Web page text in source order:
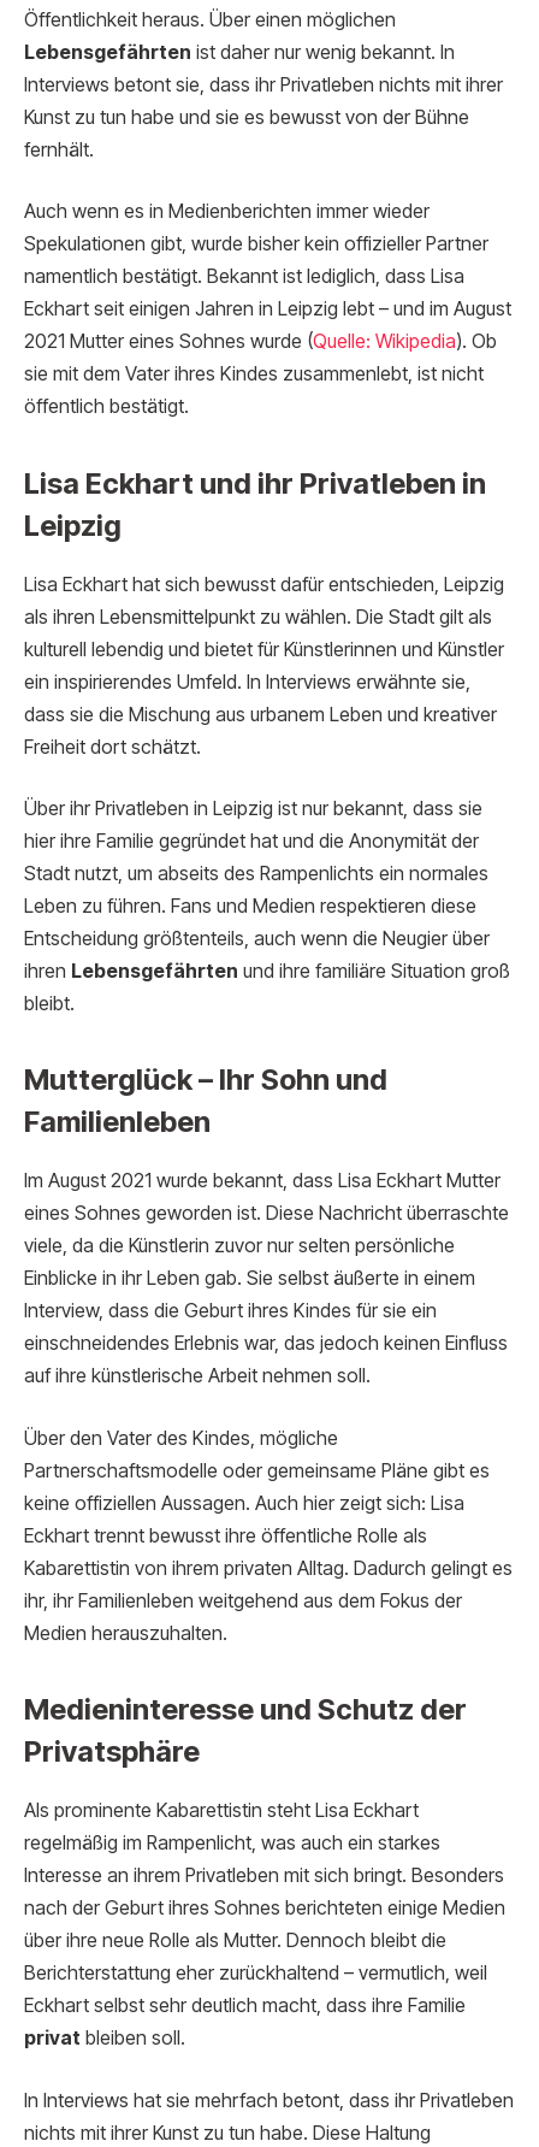
Öffentlichkeit heraus. Über einen möglichen
Lebensgefährten ist daher nur wenig bekannt. In
Interviews betont sie, dass ihr Privatleben nichts mit ihrer
Kunst zu tun habe und sie es bewusst von der Bühne
fernhält.
Auch wenn es in Medienberichten immer wieder
Spekulationen gibt, wurde bisher kein offizieller Partner
namentlich bestätigt. Bekannt ist lediglich, dass Lisa
Eckhart seit einigen Jahren in Leipzig lebt – und im August
2021 Mutter eines Sohnes wurde (Quelle: Wikipedia). Ob
sie mit dem Vater ihres Kindes zusammenlebt, ist nicht
öffentlich bestätigt.
Lisa Eckhart und ihr Privatleben in
Leipzig
Lisa Eckhart hat sich bewusst dafür entschieden, Leipzig
als ihren Lebensmittelpunkt zu wählen. Die Stadt gilt als
kulturell lebendig und bietet für Künstlerinnen und Künstler
ein inspirierendes Umfeld. In Interviews erwähnte sie,
dass sie die Mischung aus urbanem Leben und kreativer
Freiheit dort schätzt.
Über ihr Privatleben in Leipzig ist nur bekannt, dass sie
hier ihre Familie gegründet hat und die Anonymität der
Stadt nutzt, um abseits des Rampenlichts ein normales
Leben zu führen. Fans und Medien respektieren diese
Entscheidung größtenteils, auch wenn die Neugier über
ihren Lebensgefährten und ihre familiäre Situation groß
bleibt.
Mutterglück – Ihr Sohn und
Familienleben
Im August 2021 wurde bekannt, dass Lisa Eckhart Mutter
eines Sohnes geworden ist. Diese Nachricht überraschte
viele, da die Künstlerin zuvor nur selten persönliche
Einblicke in ihr Leben gab. Sie selbst äußerte in einem
Interview, dass die Geburt ihres Kindes für sie ein
einschneidendes Erlebnis war, das jedoch keinen Einfluss
auf ihre künstlerische Arbeit nehmen soll.
Über den Vater des Kindes, mögliche
Partnerschaftsmodelle oder gemeinsame Pläne gibt es
keine offiziellen Aussagen. Auch hier zeigt sich: Lisa
Eckhart trennt bewusst ihre öffentliche Rolle als
Kabarettistin von ihrem privaten Alltag. Dadurch gelingt es
ihr, ihr Familienleben weitgehend aus dem Fokus der
Medien herauszuhalten.
Medieninteresse und Schutz der
Privatsphäre
Als prominente Kabarettistin steht Lisa Eckhart
regelmäßig im Rampenlicht, was auch ein starkes
Interesse an ihrem Privatleben mit sich bringt. Besonders
nach der Geburt ihres Sohnes berichteten einige Medien
über ihre neue Rolle als Mutter. Dennoch bleibt die
Berichterstattung eher zurückhaltend – vermutlich, weil
Eckhart selbst sehr deutlich macht, dass ihre Familie
privat bleiben soll.
In Interviews hat sie mehrfach betont, dass ihr Privatleben
nichts mit ihrer Kunst zu tun habe. Diese Haltung